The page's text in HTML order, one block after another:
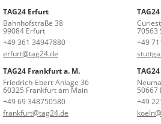
TAG24 Erfurt
Bahnhofstraße 38
99084 Erfurt
+49 361 34947880
erfurt@tag24.de
70563
+49
TAG24 Frankfurt a. M.
Friedrich-Ebert-Anlage 36
60325 Frankfurt am Main
+49 69 348750580
frankfurt@tag24.de
50667
+49